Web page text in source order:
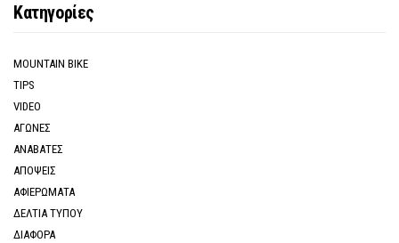
Κατηγορίες
MOUNTAIN BIKE
TIPS
VIDEO
ΑΓΩΝΕΣ
ΑΝΑΒΑΤΕΣ
ΑΠΟΨΕΙΣ
ΑΦΙΕΡΩΜΑΤΑ
ΔΕΛΤΙΑ ΤΥΠΟΥ
ΔΙΑΦΟΡΑ